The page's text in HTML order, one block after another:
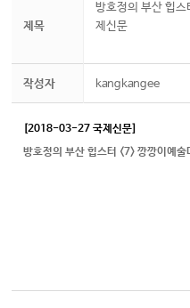
제목
방호정의 부산 힙
제신문
작성자 kangkangee
[2018-03-27 국제신문]
방호정의 부산 힙스터 <7> 깡깡이예술